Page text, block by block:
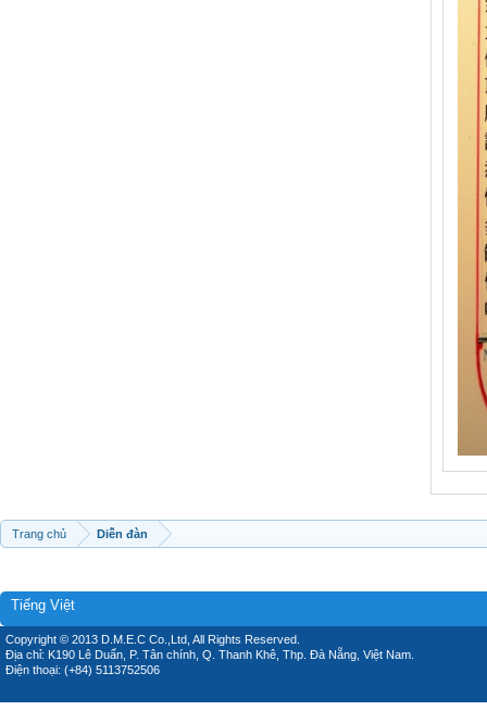
Trang chủ Diễn đàn
Tiếng Việt
Copyright © 2013 D.M.E.C Co.,Ltd, All Rights Reserved.
Địa chỉ: K190 Lê Duẩn, P. Tân chính, Q. Thanh Khê, Thp. Đà Nẵng, Việt Nam.
Điện thoại: (+84) 5113752506